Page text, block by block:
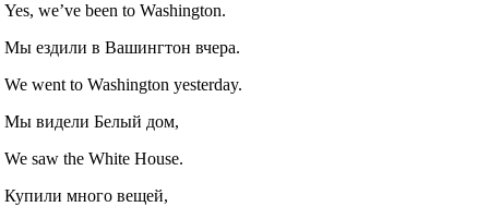
Yes, we’ve been to Washington.
Мы ездили в Вашингтон вчера.
We went to Washington yesterday.
Мы видели Белый дом,
We saw the White House.
Купили много вещей,